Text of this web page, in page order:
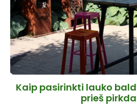
Kaip pasirinkti lauko
prieš